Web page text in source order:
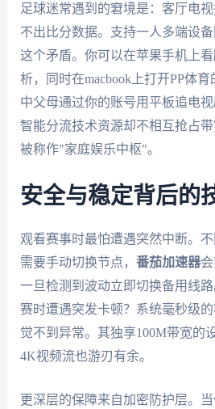
足球迷常遇到的窘境是：客厅电
不出比分数据。支持一人多端设
这个矛盾。你可以在苹果手机上
析，同时在macbook上打开PP体
中父母通过你的账号用平板追电
智能分流技术资源却不相互抢占
被称作"家庭娱乐中枢"。
安全与稳定背后的
观看赛事时最怕遭遇突然中断。
需要手动切换节点， 番茄加速器会
一旦检测到波动立即切换备用线
赛时遭遇突发卡顿？系统毫秒级
觉不到异常。其独享100M带宽的
4K视频流也游刃有余。
更深层的保障来自加密防护层。